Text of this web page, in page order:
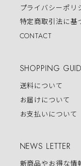
プライバシーポリ
特定商取引法に基
CONTACT
SHOPPING
送料について
お届けについて
お支払いについて
NEWS LETTER
新商品やお得な情